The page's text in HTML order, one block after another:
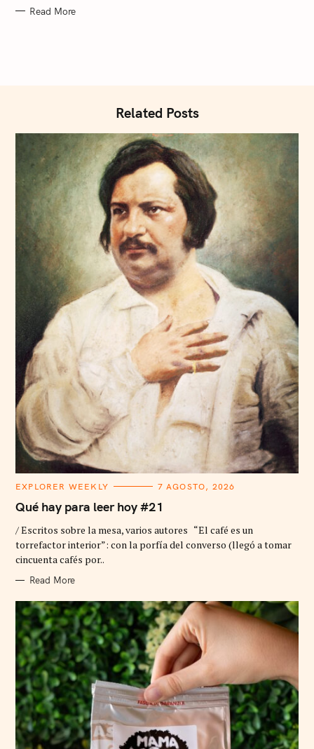
Read More
Related Posts
C
T
E
O
R
I
E
EXPLORER WEEKLY 7 AGOSTO, 2026
Qué hay para leer hoy #21
/ Escritos sobre la mesa, varios autores “El café es un
torrefactor interior”: con la porfía del converso (llegó a tomar
cincuenta cafés por..
Read More